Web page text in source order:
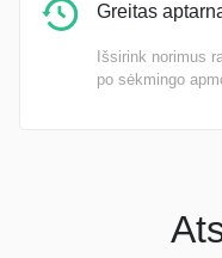
Greitas
Išsirink norimus
po sėkmingo